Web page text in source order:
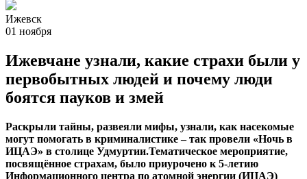
Ижевск
01 ноября
Ижевчане узнали, какие страхи были у
первобытных людей и почему люди
боятся пауков и змей
Раскрыли тайны, развеяли мифы, узнали, как насекомые
могут помогать в криминалистике – так провели «Ночь в
ИЦАЭ» в столице Удмуртии.Тематическое мероприятие,
посвящённое страхам, было приурочено к 5-летию
Информационного центра по атомной энергии (ИЦАЭ)